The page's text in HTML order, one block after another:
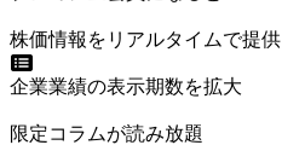
株価情報をリアルタイムで提供
企業業績の表示期数を拡大
限定コラムが読み放題